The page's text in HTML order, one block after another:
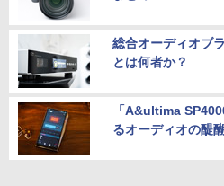
総合オーディオブ
とは何者か？
「A&ultima
るオーディオの醍